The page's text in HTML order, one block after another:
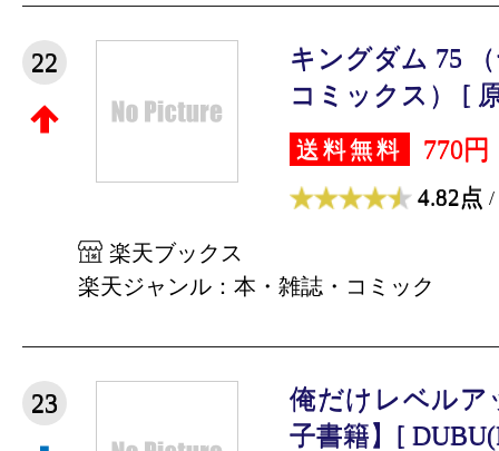
22
キングダム 75
コミックス） [
送料無料 770円
4.82点 /
楽天ブックス
楽天ジャンル：本・雑誌・コミック
23
俺だけレベルア
子書籍】[